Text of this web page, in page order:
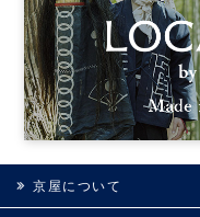
京屋について